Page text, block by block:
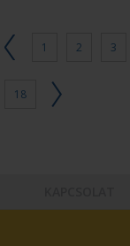
1 2 3
18